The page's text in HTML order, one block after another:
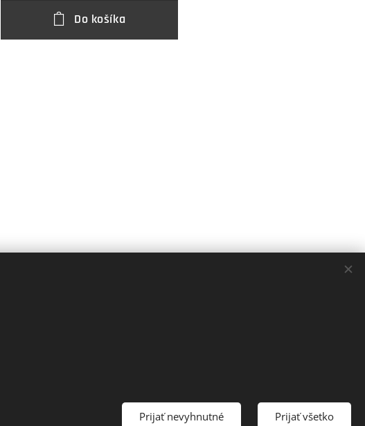
Do košíka
Prijať nevyhnutné Prijať všetko